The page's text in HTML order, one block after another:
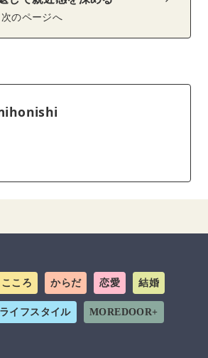
次のページへ
こころ からだ 恋愛 結婚
ライフスタイル MOREDOOR+